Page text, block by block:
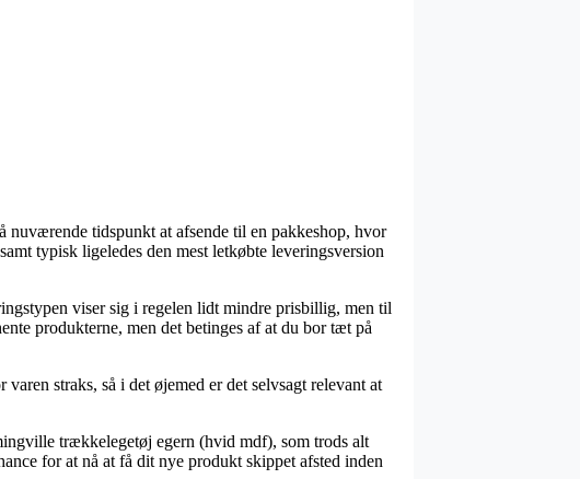
nuværende tidspunkt at afsende til en pakkeshop, hvor
typisk ligeledes den mest letkøbte leveringsversion
viser sig i regelen lidt mindre prisbillig, men til
produkterne, men det betinges af at du bor tæt på
straks, så i det øjemed er det selvsagt relevant at
trækkelegetøj egern (hvid mdf), som trods alt
for at nå at få dit nye produkt skippet afsted inden